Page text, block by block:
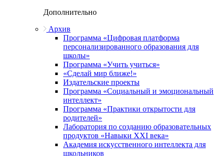
Дополнительно
Архив
Программа «Цифровая платформа
персонализированного образования для
школы»
Программа «Учить учиться»
«Сделай мир ближе!»
Издательские проекты
Программа «Социальный и эмоциональный
интеллект»
Программа «Практики открытости для
родителей»
Лаборатория по созданию образовательных
продуктов «Навыки XXI века»
Академия искусственного интеллекта для
школьников